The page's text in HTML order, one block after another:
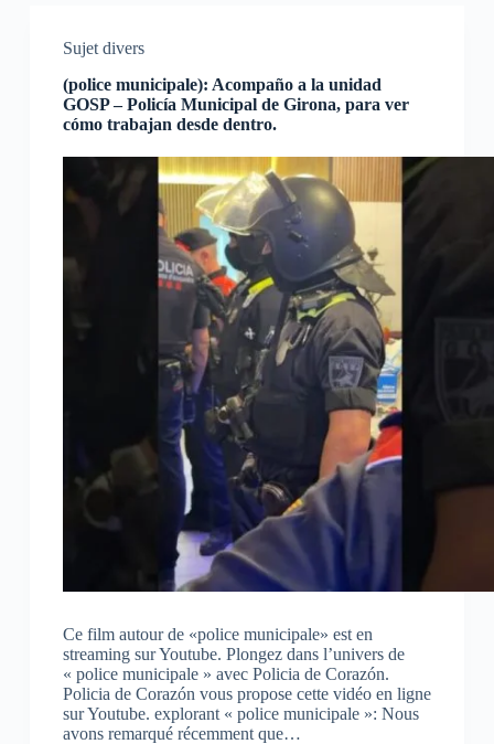
Sujet divers
(police municipale): Acompaño a la unidad
GOSP – Policía Municipal de Girona, para ver
cómo trabajan desde dentro.
Ce film autour de «police municipale» est en
streaming sur Youtube. Plongez dans l’univers de
« police municipale » avec Policia de Corazón.
Policia de Corazón vous propose cette vidéo en ligne
sur Youtube. explorant « police municipale »: Nous
avons remarqué récemment que…